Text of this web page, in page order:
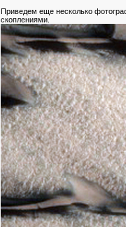
Приведем еще несколько
скоплениями.